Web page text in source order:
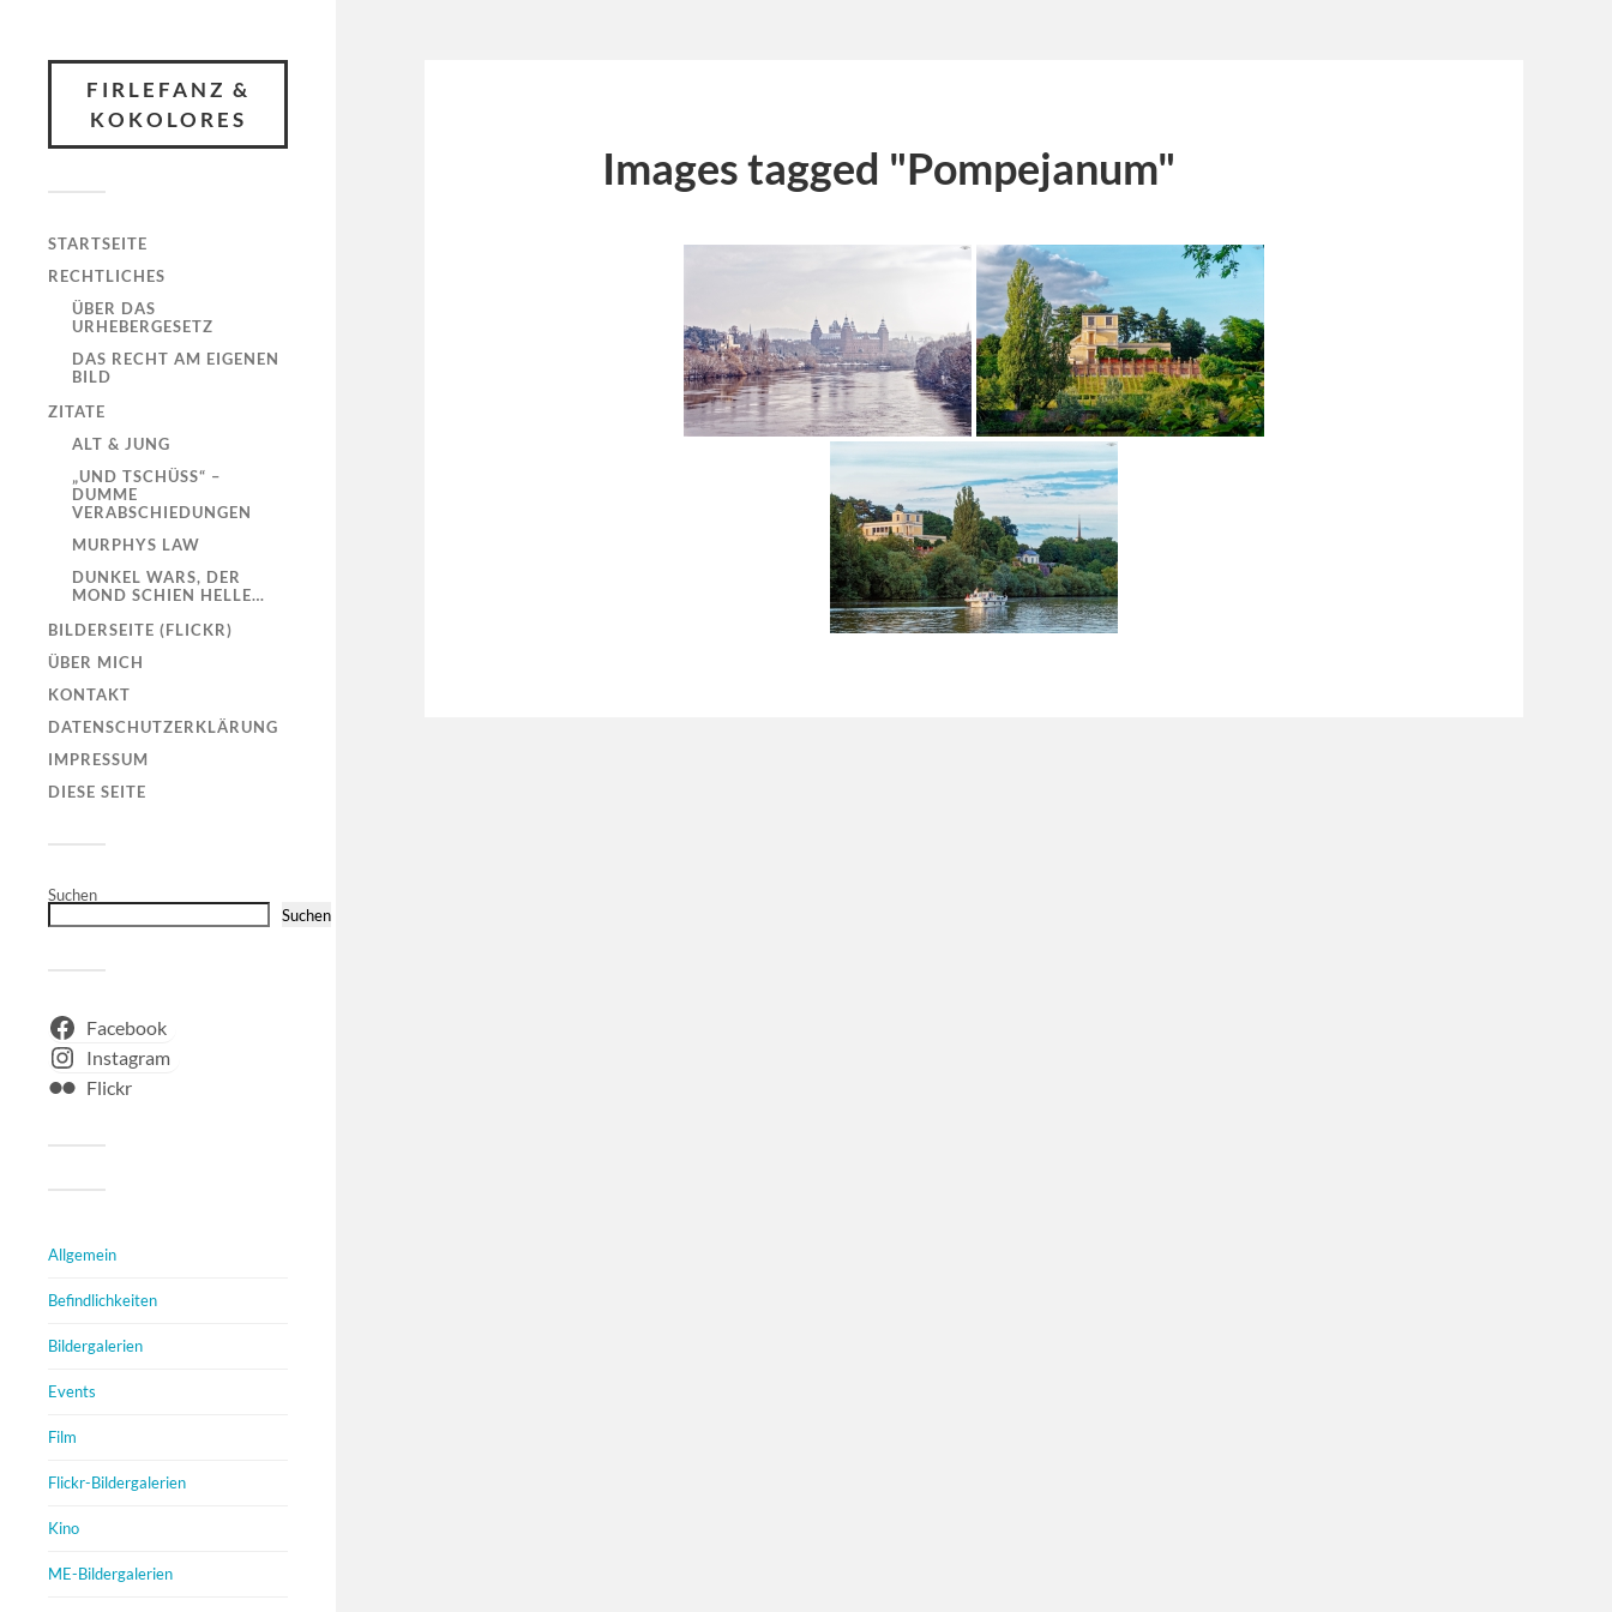
FIRLEFANZ &
KOKOLORES
STARTSEITE
RECHTLICHES
ÜBER DAS
URHEBERGESETZ
DAS RECHT AM EIGENEN
BILD
ZITATE
ALT & JUNG
„UND TSCHÜSS“ –
DUMME
VERABSCHIEDUNGEN
MURPHYS LAW
DUNKEL WARS, DER
MOND SCHIEN HELLE…
BILDERSEITE (FLICKR)
ÜBER MICH
KONTAKT
DATENSCHUTZERKLÄRUNG
IMPRESSUM
DIESE SEITE
Suchen
Suchen
Facebook
Instagram
Flickr
Allgemein
Befindlichkeiten
Bildergalerien
Events
Film
Flickr-Bildergalerien
Kino
ME-Bildergalerien
Images tagged "Pompejanum"